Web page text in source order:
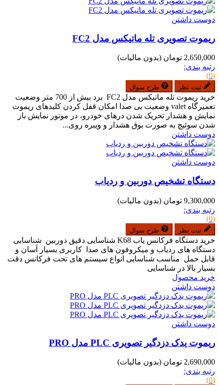
دوست داشتن
ریموت تصویری تله ماتیکس مدل FC2
2,650,000 تومان
(بدون مالیات)
رتبه بندی:
(0)
ثبت نظر طرح سوال
خرید ریموت تله ماتیکس مدل FC2 برد بیش از 700 متر وضعیت
تعمیرگاه valet وضعیت بی صدا امکان قفل کردن کلیدهای ریموت
نمایش و هشدار تحریک شدن درهای خودرو، در موتور نمایش باز
شدن سوئیچ به صورت بوق هشدار و ویبره روی...
دوست داشتن
دوست داشتن
دستگاه تشخیص دوربین و ردیاب
9,300,000 تومان
(بدون مالیات)
رتبه بندی:
(0)
ثبت نظر طرح سوال
خرید دستگاه فرکانس یاب K68 شناسایی دقیق دوربین شناسایی
دستگاه های ردیاب و میکروفون های صدا کاربری بسیار آسان و
قابل حمل مناسب شناسایی انواع سیستم های تحت فرکانس دقت
بسیار بالا در شناسایی
خرید محصول
دوست داشتن
دوست داشتن
ریموت یدک دزدگیر تصویری PLC مدل PRO
2,690,000 تومان
(بدون مالیات)
رتبه بندی:
(0)